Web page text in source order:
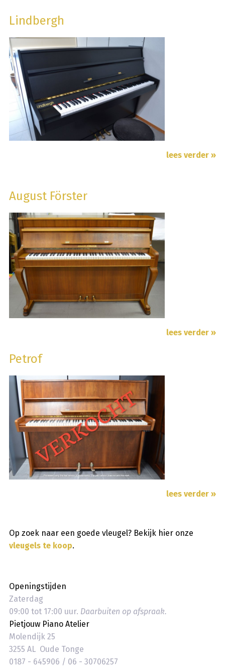
Lindbergh
lees verder »
Petrof
lees verder »
August Förster
lees verder »
Op zoek naar een goede vleugel? Bekijk hier onze
vleugels te koop.
Openingstijden
Zaterdag
09:00 tot 17:00 uur. Daarbuiten op afspraak.
Pietjouw Piano Atelier
Molendijk 25
3255 AL Oude Tonge
0187 - 645906 / 06 - 30706257